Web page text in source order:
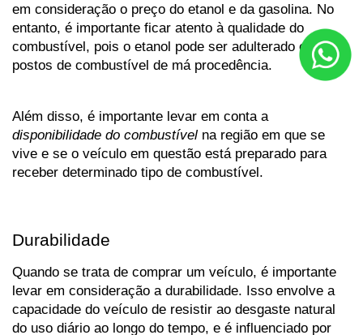
em consideração o preço do etanol e da gasolina. No
entanto, é importante ficar atento à qualidade do
combustível, pois o etanol pode ser adulterado em
postos de combustível de má procedência.
Além disso, é importante levar em conta a
disponibilidade do combustível na região em que se
vive e se o veículo em questão está preparado para
receber determinado tipo de combustível.
Durabilidade
Quando se trata de comprar um veículo, é importante
levar em consideração a durabilidade. Isso envolve a
capacidade do veículo de resistir ao desgaste natural
do uso diário ao longo do tempo, e é influenciado por